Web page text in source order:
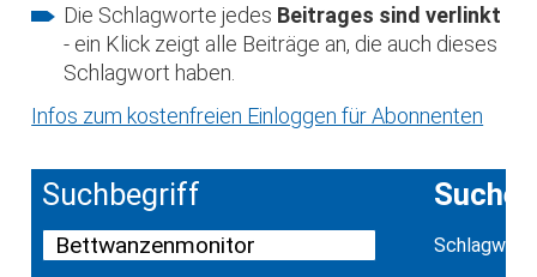
Die Schlagworte jedes Beitrages sind verlinkt
- ein Klick zeigt alle Beiträge an, die auch dieses
Schlagwort haben.
Infos zum kostenfreien Einloggen für Abonnenten
Suchbegriff Suche
Schlagwort: